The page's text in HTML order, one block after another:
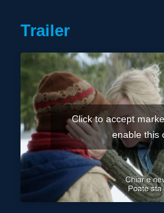
Trailer
Click to accept
enable this